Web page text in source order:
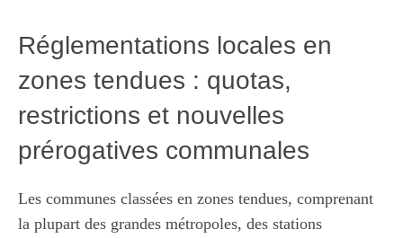
Réglementations locales en
zones tendues : quotas,
restrictions et nouvelles
prérogatives communales
Les communes classées en zones tendues, comprenant
la plupart des grandes métropoles, des stations